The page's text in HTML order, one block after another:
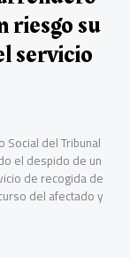
riesgo su
servicio
del Tribunal
el despido de un
de recogida de
del afectado y